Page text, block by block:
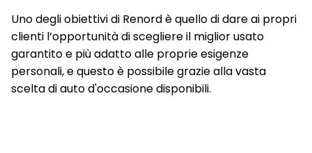
Uno degli obiettivi di Renord è quello di dare ai propri
clienti l’opportunità di scegliere il miglior usato
garantito e più adatto alle proprie esigenze
personali, e questo è possibile grazie alla vasta
scelta di auto d'occasione disponibili.